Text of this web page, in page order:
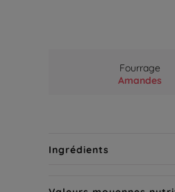
Fourrage
Amandes
Ingrédients